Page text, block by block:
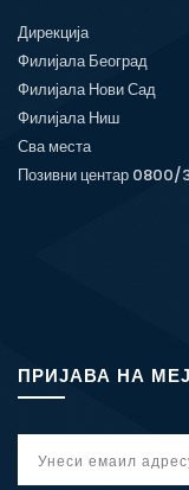
Дирекција
Филијала Београд
Филијала Нови Сад
Филијала Ниш
Сва места
Позивни центар
ПРИЈАВА НА